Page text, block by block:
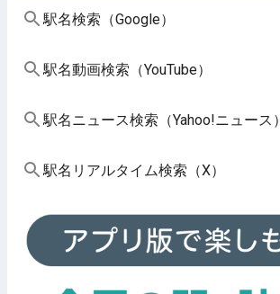
駅名検索（Google）
駅名動画検索（YouTube）
駅名ニュース検索（Yahoo!ニュース）
駅名リアルタイム検索（X）